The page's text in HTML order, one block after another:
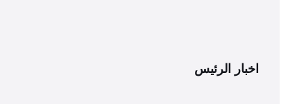
اخبار الرئيس